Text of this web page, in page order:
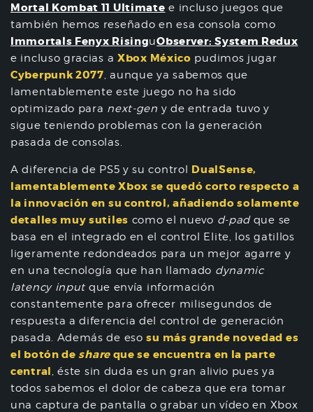
Mortal Kombat 11 Ultimate e incluso juegos que
también hemos reseñado en esa consola como
Immortals Fenyx RisinguObserver: System Redux
e incluso gracias a Xbox México pudimos jugar
Cyberpunk 2077, aunque ya sabemos que
lamentablemente este juego no ha sido
optimizado para next-gen y de entrada tuvo y
sigue teniendo problemas con la generación
pasada de consolas.
A diferencia de PS5 y su control DualSense,
lamentablemente Xbox se quedó corto respecto a
la innovación en su control, añadiendo solamente
detalles muy sutiles como el nuevo d-padque se
basa en el integrado en el control Elite, los gatillos
ligeramente redondeados para un mejor agarre y
en una tecnología que han llamado dynamic
latency input que envía información
constantemente para ofrecer milisegundos de
respuesta a diferencia del control de generación
pasada. Además de esosu más grande novedad es
el botón deshareque se encuentra en la parte
central, éste sin duda es un gran alivio pues ya
todos sabemos el dolor de cabeza que era tomar
una captura de pantalla o grabar un vídeo en Xbox